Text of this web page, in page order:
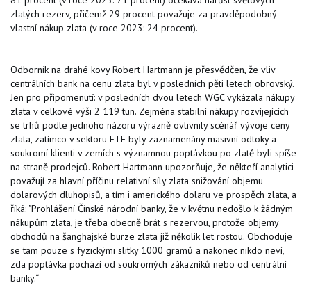
zlatých rezerv, přičemž 29 procent považuje za pravděpodobný
vlastní nákup zlata (v roce 2023: 24 procent).
Odborník na drahé kovy Robert Hartmann je přesvědčen, že vliv
centrálních bank na cenu zlata byl v posledních pěti letech obrovský.
Jen pro připomenutí: v posledních dvou letech WGC vykázala nákupy
zlata v celkové výši 2 119 tun. Zejména stabilní nákupy rozvíjejících
se trhů podle jednoho názoru výrazně ovlivnily scénář vývoje ceny
zlata, zatímco v sektoru ETF byly zaznamenány masivní odtoky a
soukromí klienti v zemích s významnou poptávkou po zlatě byli spíše
na straně prodejců. Robert Hartmann upozorňuje, že někteří analytici
považují za hlavní příčinu relativní síly zlata snižování objemu
dolarových dluhopisů, a tím i amerického dolaru ve prospěch zlata, a
říká: "Prohlášení Čínské národní banky, že v květnu nedošlo k žádným
nákupům zlata, je třeba obecně brát s rezervou, protože objemy
obchodů na šanghajské burze zlata již několik let rostou. Obchoduje
se tam pouze s fyzickými slitky 1000 gramů a nakonec nikdo neví,
zda poptávka pochází od soukromých zákazníků nebo od centrální
banky.“